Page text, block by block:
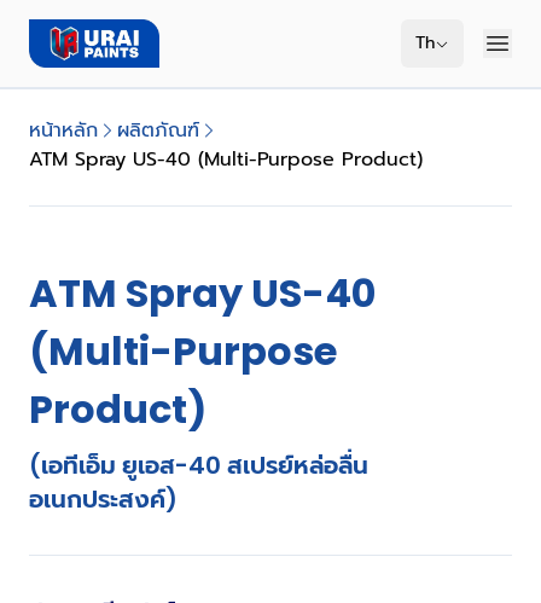
Th
หน้าหลัก
ผลิตภัณฑ์
ATM Spray US-40 (Multi-Purpose Product)
ATM Spray US-40
(Multi-Purpose
Product)
(เอทีเอ็ม ยูเอส-40 สเปรย์หล่อลื่น
อเนกประสงค์)